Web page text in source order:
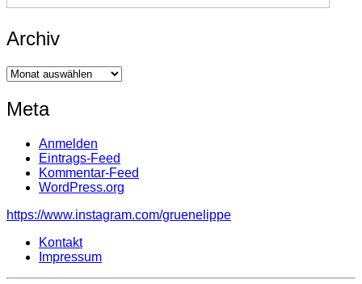
Archiv
Archiv
Meta
Anmelden
Eintrags-Feed
Kommentar-Feed
WordPress.org
https://www.instagram.com/gruenelippe
Kontakt
Impressum